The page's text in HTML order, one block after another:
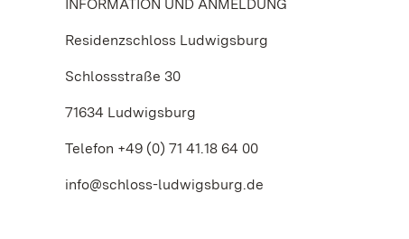
INFORMATION UND ANMELDUNG
Residenzschloss Ludwigsburg
Schlossstraße 30
71634 Ludwigsburg
Telefon +49 (0) 71 41.18 64 00
info@schloss-ludwigsburg.de